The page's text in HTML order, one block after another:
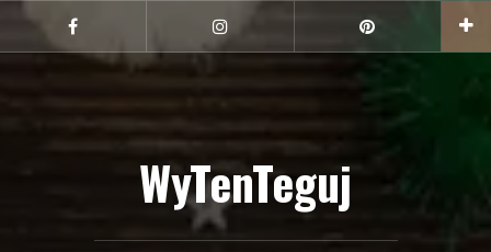
treści
Facebook Instagram
WyTenTeguj